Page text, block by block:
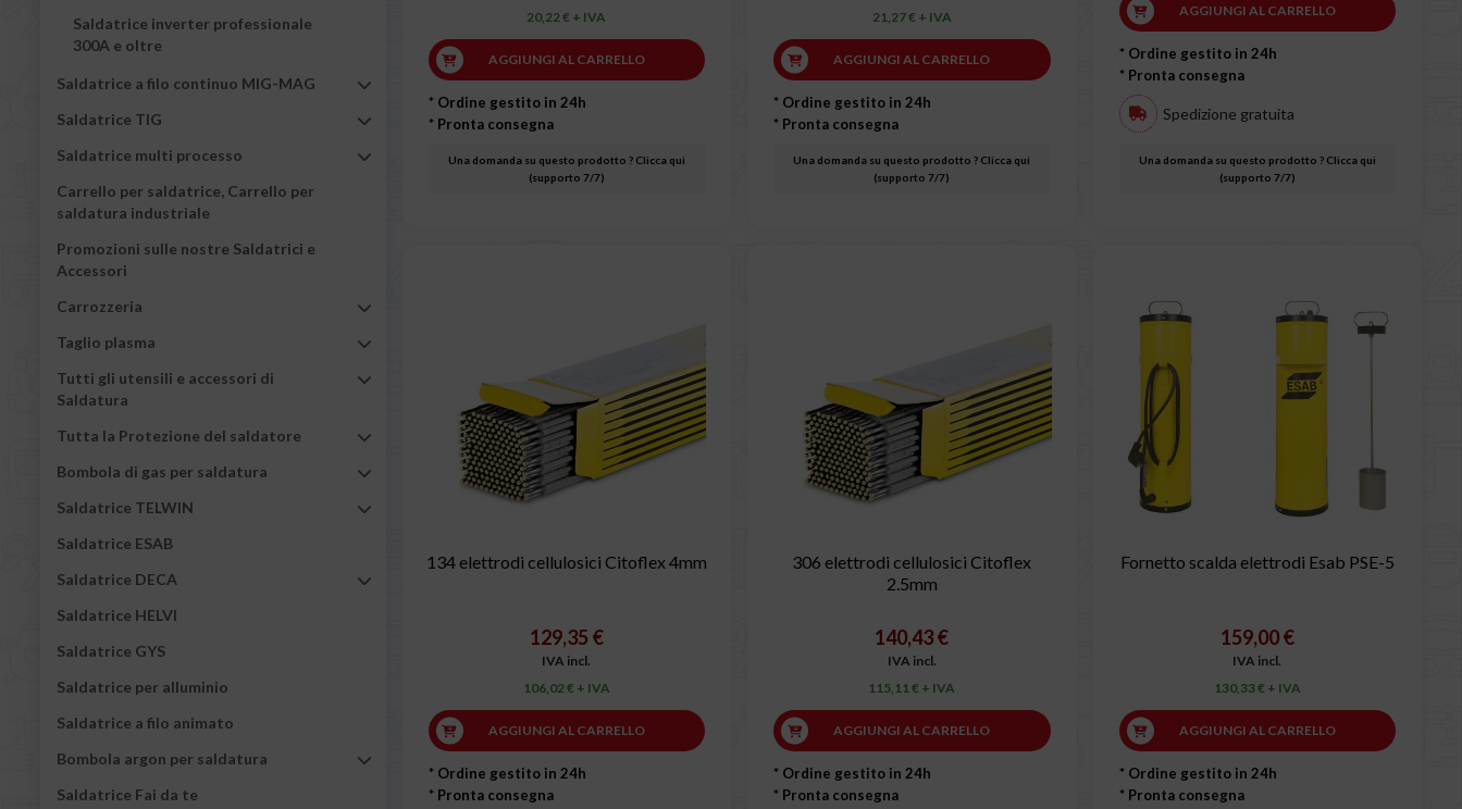
Saldatrice inverter professionale
300A e oltre
Saldatrice a filo continuo MIG-MAG
Saldatrice TIG
Saldatrice multi processo
Carrello per saldatrice, Carrello per
saldatura industriale
Promozioni sulle nostre Saldatrici e
Accessori
Carrozzeria
Taglio plasma
Tutti gli utensili e accessori di
Saldatura
Tutta la Protezione del saldatore
Bombola di gas per saldatura
Saldatrice TELWIN
Saldatrice ESAB
Saldatrice DECA
Saldatrice HELVI
Saldatrice GYS
Saldatrice per alluminio
Saldatrice a filo animato
Bombola argon per saldatura
Saldatrice Fai da te
20,22 € + IVA
AGGIUNGI AL CARRELLO
* Ordine gestito in 24h
* Pronta consegna
Una domanda su questo prodotto ? Clicca qui
(supporto 7/7)
21,27 € + IVA
AGGIUNGI AL CARRELLO
* Ordine gestito in 24h
* Pronta consegna
Una domanda su questo prodotto ? Clicca qui
(supporto 7/7)
AGGIUNGI AL CARRELLO
* Ordine gestito in 24h
* Pronta consegna
Spedizione gratuita
Una domanda su questo prodotto ? Clicca qui
(supporto 7/7)
134 elettrodi cellulosici Citoflex 4mm
129,35 €
IVA incl.
106,02 € + IVA
AGGIUNGI AL CARRELLO
* Ordine gestito in 24h
* Pronta consegna
306 elettrodi cellulosici Citoflex
2.5mm
140,43 €
IVA incl.
115,11 € + IVA
AGGIUNGI AL CARRELLO
* Ordine gestito in 24h
* Pronta consegna
Fornetto scalda elettrodi Esab PSE-5
159,00 €
IVA incl.
130,33 € + IVA
AGGIUNGI AL CARRELLO
* Ordine gestito in 24h
* Pronta consegna